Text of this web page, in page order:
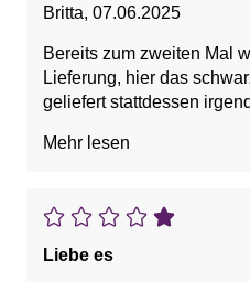
Britta, 07.06.2025
Bereits zum zweiten Mal
Lieferung, hier das
geliefert stattdessen
unterwegs zu Ihnen.
Mehr lesen
Liebe es